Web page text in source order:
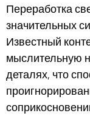
Переработка
значительных
Известный
мыслительную
деталях, что